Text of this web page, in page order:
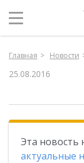
Главная Новости
25.08.2016
Эта новость
актуальные